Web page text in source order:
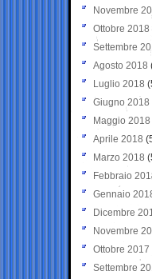
Novembre
Ottobre 2018
Settembre
Agosto 2018
Luglio 2018
Giugno 2018
Maggio 2018
Aprile 2018
Marzo 2018
Febbraio
Gennaio
Dicembre
Novembre
Ottobre 2017
Settembre